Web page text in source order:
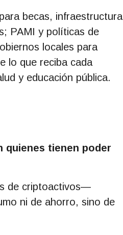
becas, infraestructura
PAMI y políticas de
locales para
lo que reciba cada
y educación pública.
quienes tienen poder
de criptoactivos—
ni de ahorro, sino de